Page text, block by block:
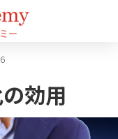
効用